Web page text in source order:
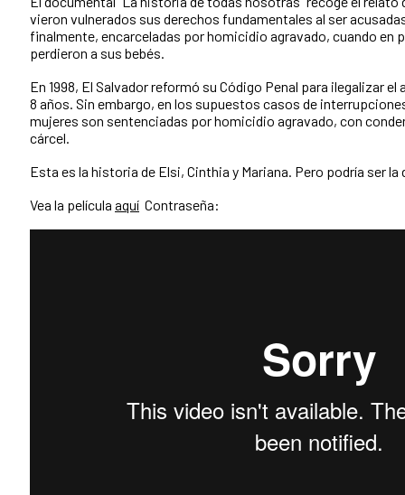
vieron vulnerados sus derechos fundamentales al ser
finalmente, encarceladas por homicidio agravado, cuando
perdieron a sus bebés.
En 1998, El Salvador reformó su Código Penal para ilegalizar
8 años. Sin embargo, en los supuestos casos de
mujeres son sentenciadas por homicidio agravado, con
cárcel.
Esta es la historia de Elsi, Cinthia y Mariana. Pero podría ser
Vea la película aquí Contraseña: